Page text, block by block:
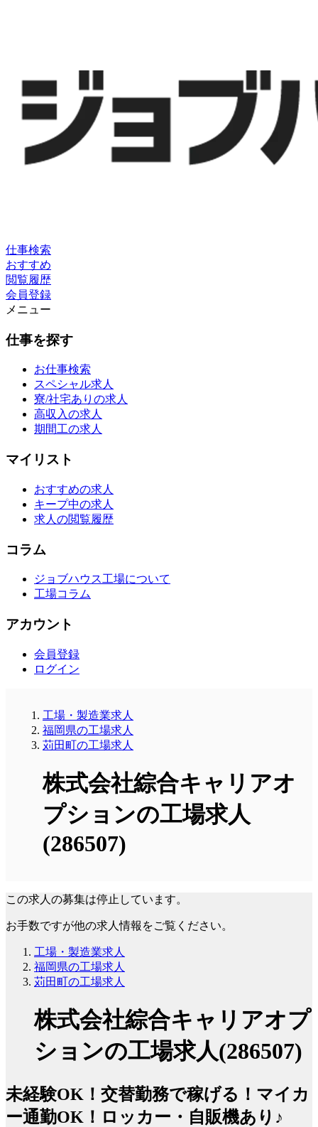
仕事検索
おすすめ
閲覧履歴
会員登録
メニュー
仕事を探す
お仕事検索
スペシャル求人
寮/社宅ありの求人
高収入の求人
期間工の求人
マイリスト
おすすめの求人
キープ中の求人
求人の閲覧履歴
コラム
ジョブハウス工場について
工場コラム
アカウント
会員登録
ログイン
工場・製造業求人
福岡県の工場求人
苅田町の工場求人
株式会社綜合キャリアオ
プションの工場求人
(286507)
この求人の募集は停止しています。
お手数ですが他の求人情報をご覧ください。
工場・製造業求人
福岡県の工場求人
苅田町の工場求人
株式会社綜合キャリアオプ
ションの工場求人(286507)
未経験OK！交替勤務で稼げる！マイカ
ー通勤OK！ロッカー・自販機あり♪